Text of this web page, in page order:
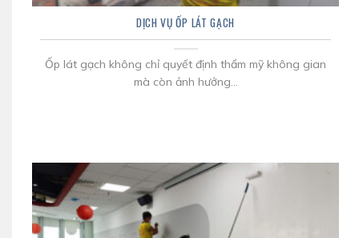
DỊCH VỤ ỐP LÁT GẠCH
Ốp lát gạch không chỉ quyết định thẩm mỹ không gian
mà còn ảnh hưởng...